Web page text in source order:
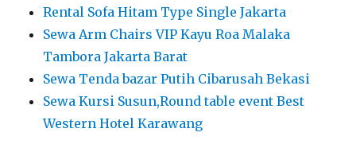
Rental Sofa Hitam Type Single Jakarta
Sewa Arm Chairs VIP Kayu Roa Malaka
Tambora Jakarta Barat
Sewa Tenda bazar Putih Cibarusah Bekasi
Sewa Kursi Susun,Round table event Best
Western Hotel Karawang